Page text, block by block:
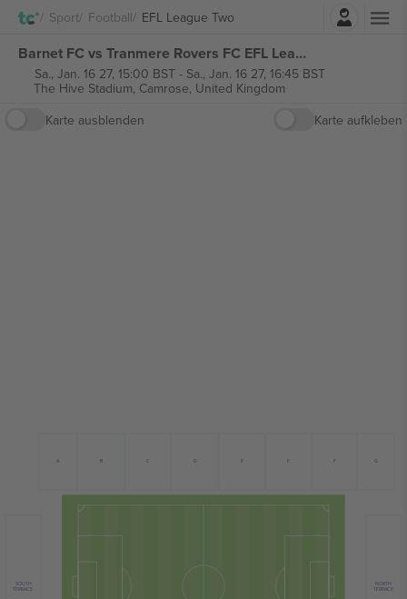
Sport Football EFL League TwoEinloggen
Barnet FC vs Tranmere Rovers FC EFL League Two tickets
Sa., Jan. 16 27, 15:00 BST- Sa., Jan. 16 27, 16:45 BST
The Hive Stadium, Camrose, United Kingdom
Karte ausblenden
Karte aufkleben
A B C D E E F G
NORTH
TERRACE
SOUTH
TERRACE